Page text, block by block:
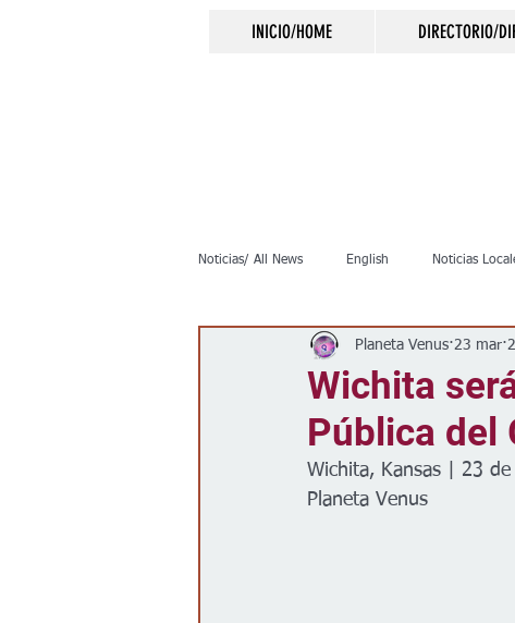
INICIO/HOME DIRECTORIO/
Noticias/ All News English Noticias
Inmigración Crimen Negocios
Clima Vivienda
Wichita
Pública del
Planeta Venus 23 mar
Wichita, Kansas | 23
Planeta Venus